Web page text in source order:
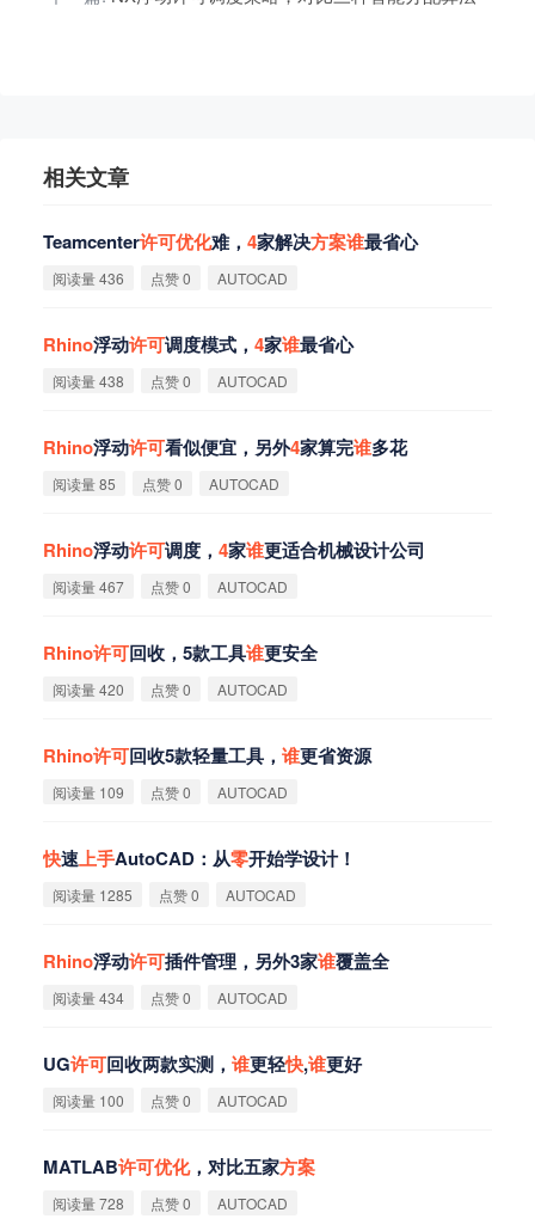
相关文章
Teamcenter许可优化难， 4家解决方案谁最省心
阅读量 436 点赞 0 AUTOCAD
Rhino浮动许可调度模式， 4家谁最省心
阅读量 438 点赞 0 AUTOCAD
Rhino浮动许可看似便宜，另外4家算完谁多花
阅读量 85 点赞 0 AUTOCAD
Rhino浮动许可调度， 4家谁更适合机械设计公司
阅读量 467 点赞 0 AUTOCAD
Rhino许可回收，5款工具谁更安全
阅读量 420 点赞 0 AUTOCAD
Rhino许可回收5款轻量工具， 谁更省资源
阅读量 109 点赞 0 AUTOCAD
快速上手AutoCAD：从零开始学设计！
阅读量 1285 点赞 0 AUTOCAD
Rhino浮动许可插件管理，另外3家谁覆盖全
阅读量 434 点赞 0 AUTOCAD
UG许可回收两款实测， 谁更轻快,谁更好
阅读量 100 点赞 0 AUTOCAD
MATLAB许可优化，对比五家方案
阅读量 728 点赞 0 AUTOCAD